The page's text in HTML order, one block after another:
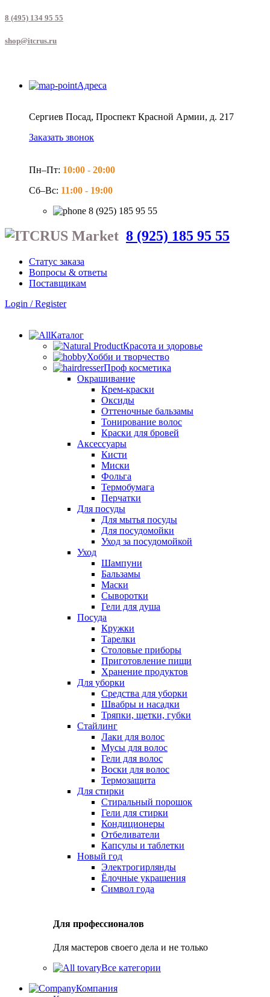
8 (495) 134 95 55
shop@itcrus.ru
Адреса
Сергиев Посад, Проспект Красной Армии, д. 217
Заказать звонок
Пн–Пт: 10:00 - 20:00
Сб–Вс: 11:00 - 19:00
8 (925) 185 95 55
8 (925) 185 95 55
Статус заказа
Вопросы & ответы
Поставщикам
Login / Register
Каталог
Красота и здоровье
Хобби и творчество
Проф косметика
Окрашивание
Крем-краски
Оксиды
Оттеночные бальзамы
Тонирование волос
Краски для бровей
Аксессуары
Кисти
Миски
Фольга
Термобумага
Перчатки
Для посуды
Для мытья посуды
Для посудомойки
Уход за посудомойкой
Уход
Шампуни
Бальзамы
Маски
Сыворотки
Гели для душа
Посуда
Кружки
Тарелки
Столовые приборы
Приготовление пищи
Хранение продуктов
Для уборки
Средства для уборки
Швабры и насадки
Тряпки, щетки, губки
Стайлинг
Лаки для волос
Мусы для волос
Гели для волос
Воски для волос
Термозащита
Для стирки
Стиральный порошок
Гели для стирки
Кондиционеры
Отбеливатели
Капсулы и таблетки
Новый год
Электрогирлянды
Ёлочные украшения
Символ года
Для профессионалов
Для мастеров своего дела и не только
Все категории
Компания